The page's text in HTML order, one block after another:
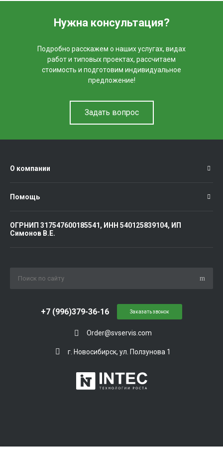
Нужна консультация?
Подробно расскажем о наших услугах, видах
работ и типовых проектах, рассчитаем
стоимость и подготовим индивидуальное
предложение!
Задать вопрос
О компании
Помощь
ОГРНИП 317547600185541, ИНН 540125839104, ИП
Симонов В.Е.
Order@svservis.com
+7 (996)379-36-16
г. Новосибирск, ул. Ползунова 1
Заказать звонок